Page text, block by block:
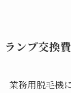
ランプ交換
業務用脱毛機